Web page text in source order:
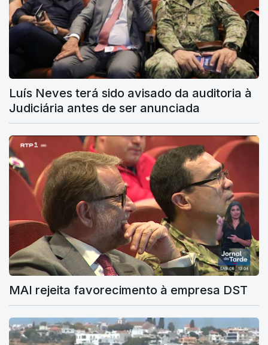
Luís Neves terá sido avisado da auditoria à
Judiciária antes de ser anunciada
MAI rejeita favorecimento à empresa DST